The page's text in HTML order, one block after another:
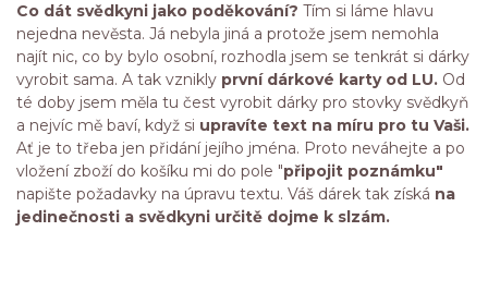
Co dát svědkyni jako poděkování? Tím si láme hlavu
nejedna nevěsta. Já nebyla jiná a protože jsem nemohla
najít nic, co by bylo osobní, rozhodla jsem se tenkrát si dárky
vyrobit sama. A tak vznikly první dárkové karty od LU. Od
té doby jsem měla tu čest vyrobit dárky pro stovky svědkyň
a nejvíc mě baví, když si upravíte text na míru pro tu Vaši.
Ať je to třeba jen přidání jejího jména. Proto neváhejte a po
vložení zboží do košíku mi do pole "připojit poznámku"
napište požadavky na úpravu textu. Váš dárek tak získá na
jedinečnosti a svědkyni určitě dojme k slzám.